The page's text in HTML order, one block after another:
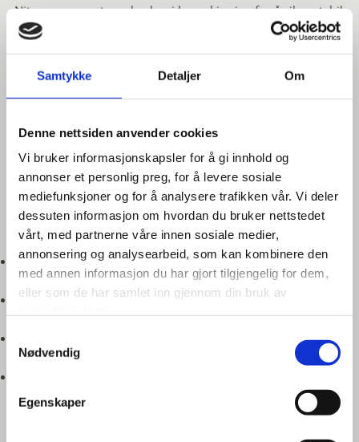
Samtykke Detaljer Om
Denne nettsiden anvender cookies
Vi bruker informasjonskapsler for å gi innhold og
annonser et personlig preg, for å levere sosiale
mediefunksjoner og for å analysere trafikken vår. Vi deler
dessuten informasjon om hvordan du bruker nettstedet
vårt, med partnerne våre innen sosiale medier,
annonsering og analysearbeid, som kan kombinere den
med annen informasjon du har gjort tilgjengelig for dem,
eller som de har samlet inn gjennom din bruk av
Nødvendig
Egenskaper
Nitrogengeneratorer brukes i laserskjæring for å sikre stabil
gasstilførsel og høy kvalitet i kutteprosessen. Ved å
flaskegass, noe som gir lavere driftskostnader og en mer
effektiv produksjon.
Løsningene fra MSS er utviklet for industrielle applikasjoner
i produksjonen. Dette gjør dem godt egnet for både små og
store virksomheter innen platebearbeiding.
Fordeler med nitrogengenerator:
Lavere kostnader sammenlignet med flaskegass
Stabil og kontinuerlig gasstilførsel
BILDEGALLERI